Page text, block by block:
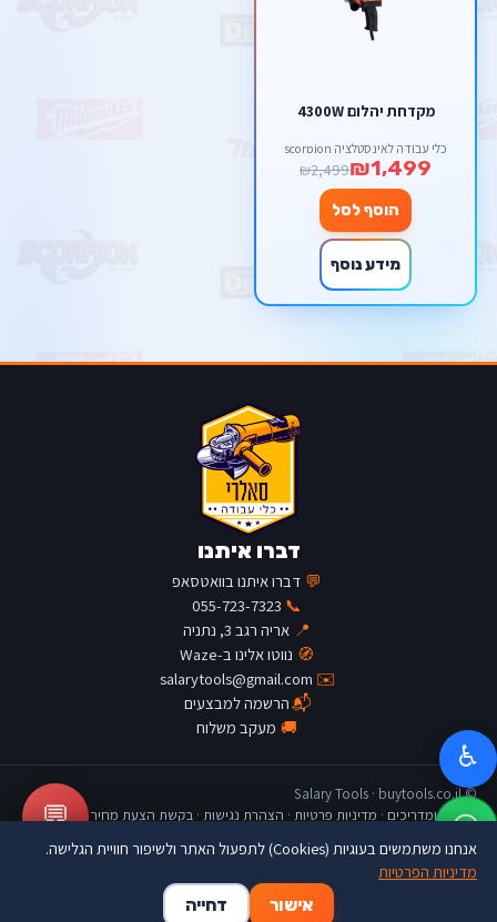
מקדחת יהלום 4300W
כלי עבודה לאינסטלציה scorpion
₪1,499
₪2,499
הוסף לסל
מידע נוסף
דברו איתנו
💬 דברו איתנו בוואטסאפ
📞
055-723-7323
📍 אריה רגב 3, נתניה
🧭 נווטו אלינו ב-Waze
✉️
salarytools@gmail.com
📬הרשמה למבצעים
🚚 מעקב משלוח
© Salary Tools · buytools.co.il
כתבות ומדריכים · מדיניות פרטיות · הצהרת נגישות · בקשת הצעת מחיר 💬
♿
🛒
אנחנו משתמשים בעוגיות (Cookies) לתפעול האתר ולשיפור חוויית הגלישה.
מדיניות הפרטיות
אישור
דחייה